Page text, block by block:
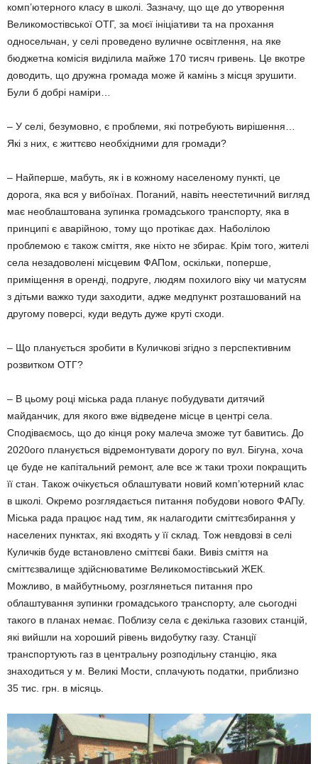
комп’ютерного класу в школі. Зазначу, що ще до утворення
Великомостівської ОТГ, за моєї ініціативи та на прохання
односельчан, у селі проведено вуличне освітлення, на яке
бюджетна комісія виділила майже 170 тисяч гривень. Це вкотре
доводить, що дружна громада може й камінь з місця зрушити.
Були б добрі наміри…
– У селі, безумовно, є проблеми, які потребують вирішення…
Які з них, є життєво необхідними для громади?
– Найперше, мабуть, як і в кожному населеному пункті, це
дорога, яка вся у вибоїнах. Поганий, навіть неестетичний вигляд
має необлаштована зупинка громадського транспорту, яка в
принципі є аварійною, тому що протікає дах. Наболілою
проблемою є також сміття, яке ніхто не збирає. Крім того, жителі
села незадоволені місцевим ФАПом, оскільки, поперше,
приміщення в оренді, подруге, людям похилого віку чи матусям
з дітьми важко туди заходити, адже медпункт розташований на
другому поверсі, куди ведуть дуже круті сходи.
– Що планується зробити в Куличкові згідно з перспективним
розвитком ОТГ?
– В цьому році міська рада планує побудувати дитячий
майданчик, для якого вже відведене місце в центрі села.
Сподіваємось, що до кінця року малеча зможе тут бавитись. До
2020ого планується відремонтувати дорогу по вул. Бігуна, хоча
це буде не капітальний ремонт, але все ж таки трохи покращить
її стан. Також очікується облаштувати новий комп’ютерний клас
в школі. Окремо розглядається питання побудови нового ФАПу.
Міська рада працює над тим, як налагодити сміттєзбирання у
населених пунктах, які входять у її склад. Тож невдовзі в селі
Куличків буде встановлено сміттєві баки. Вивіз сміття на
сміттєзвалище здійснюватиме Великомостівський ЖЕК.
Можливо, в майбутньому, розглянеться питання про
облаштування зупинки громадського транспорту, але сьогодні
такого в планах немає. Поблизу села є декілька газових станцій,
які вийшли на хороший рівень видобутку газу. Станції
транспортують газ в центральну розподільну станцію, яка
знаходиться у м. Великі Мости, сплачують податки, приблизно
35 тис. грн. в місяць.